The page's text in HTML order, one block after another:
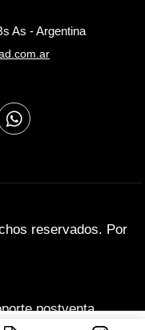
As - Argentina
reservados. Por
postventa.